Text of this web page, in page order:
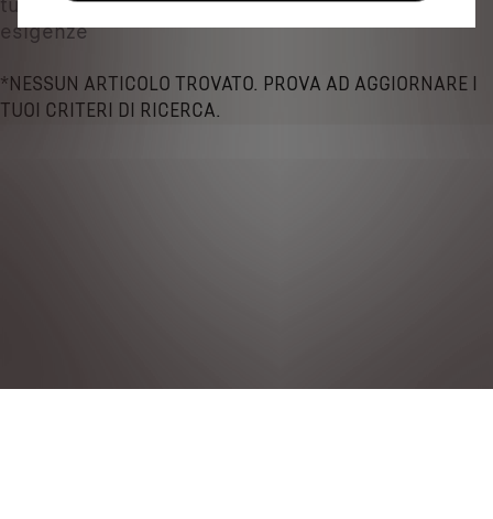
esigenze
*NESSUN ARTICOLO TROVATO. PROVA AD AGGIORNARE I
TUOI CRITERI DI RICERCA.